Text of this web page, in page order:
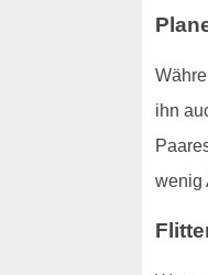
ihn
wenig